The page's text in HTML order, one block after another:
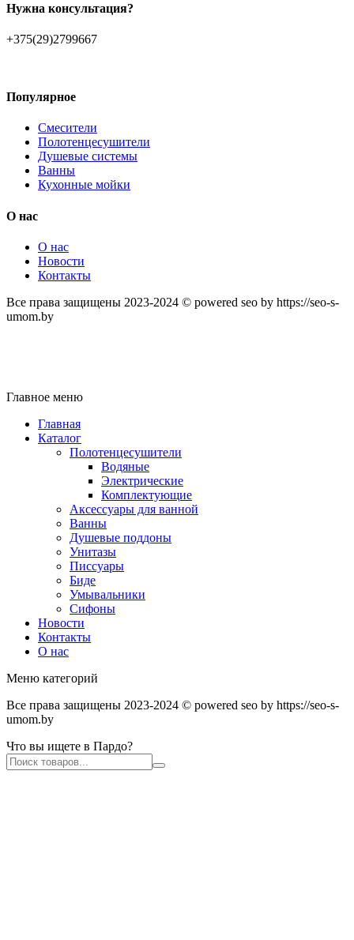
Нужна консультация?
+375(29)2799667
Популярное
Смесители
Полотенцесушители
Душевые системы
Ванны
Кухонные мойки
О нас
О нас
Новости
Контакты
Все права защищены 2023-2024 © powered seo by https://seo-s-
umom.by
Главное меню
Главная
Каталог
Полотенцесушители
Водяные
Электрические
Комплектующие
Аксессуары для ванной
Ванны
Душевые поддоны
Унитазы
Писсуары
Биде
Умывальники
Сифоны
Новости
Контакты
О нас
Меню категорий
Все права защищены 2023-2024 © powered seo by https://seo-s-
umom.by
Что вы ищете в Пардо?